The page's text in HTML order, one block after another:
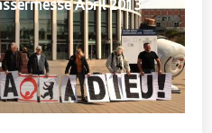
April 2013